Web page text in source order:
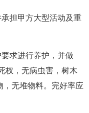
担甲方大型活动及重
求进行养护，并做
杈，无病虫害，树木
，无堆物料。完好率应